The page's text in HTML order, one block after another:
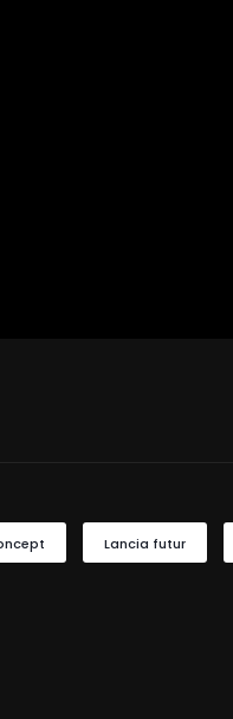
Lancia futur